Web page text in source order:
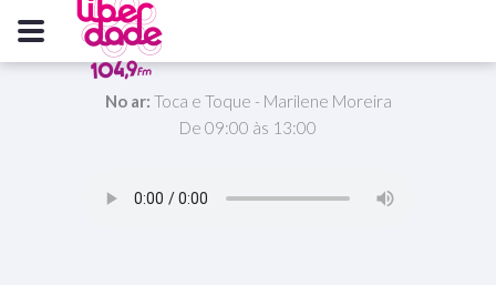
No ar: Toca e Toque - Marilene Moreira
De 09:00 às 13:00